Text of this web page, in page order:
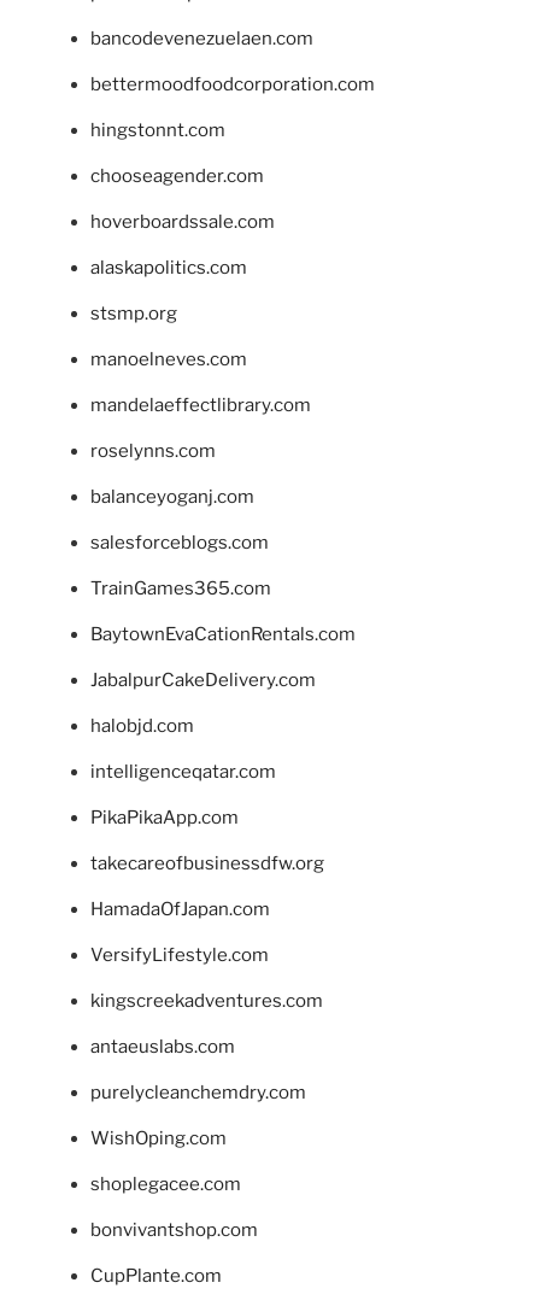
bancodevenezuelaen.com
bettermoodfoodcorporation.com
hingstonnt.com
chooseagender.com
hoverboardssale.com
alaskapolitics.com
stsmp.org
manoelneves.com
mandelaeffectlibrary.com
roselynns.com
balanceyoganj.com
salesforceblogs.com
TrainGames365.com
BaytownEvaCationRentals.com
JabalpurCakeDelivery.com
halobjd.com
intelligenceqatar.com
PikaPikaApp.com
takecareofbusinessdfw.org
HamadaOfJapan.com
VersifyLifestyle.com
kingscreekadventures.com
antaeuslabs.com
purelycleanchemdry.com
WishOping.com
shoplegacee.com
bonvivantshop.com
CupPlante.com